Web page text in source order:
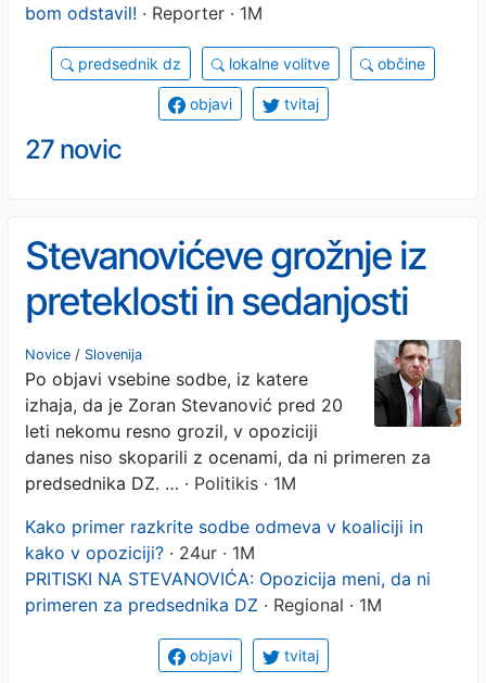
bom odstavil! · Reporter · 1M
predsednik dz lokalne volitve občine
objavi tvitaj
27 novic
Stevanovićeve grožnje iz
preteklosti in sedanjosti
naletele na ostre kritike
opozicije, Mesec je
predsednika državnega
zbora označil za goljufa in
gangsterja
Novice / Slovenija
Po objavi vsebine sodbe, iz katere
izhaja, da je Zoran Stevanović pred 20
leti nekomu resno grozil, v opoziciji
danes niso skoparili z ocenami, da ni primeren za
predsednika DZ. … · Politikis · 1M
Kako primer razkrite sodbe odmeva v koaliciji in
kako v opoziciji? · 24ur · 1M
PRITISKI NA STEVANOVIĆA: Opozicija meni, da ni
primeren za predsednika DZ · Regional · 1M
objavi tvitaj